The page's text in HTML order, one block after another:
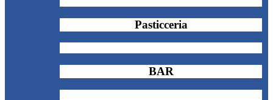
Pasticceria
BAR